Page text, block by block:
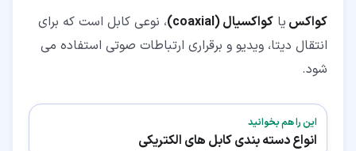
کواکس یا کواکسیال (coaxial)
، نوعی کابل است که برای
انتقال دیتا، ویدیو و برقراری ارتباطات صوتی استفاده می
شود.
این را هم بخوانید
انواع دسته بندی کابل های الکتریکی